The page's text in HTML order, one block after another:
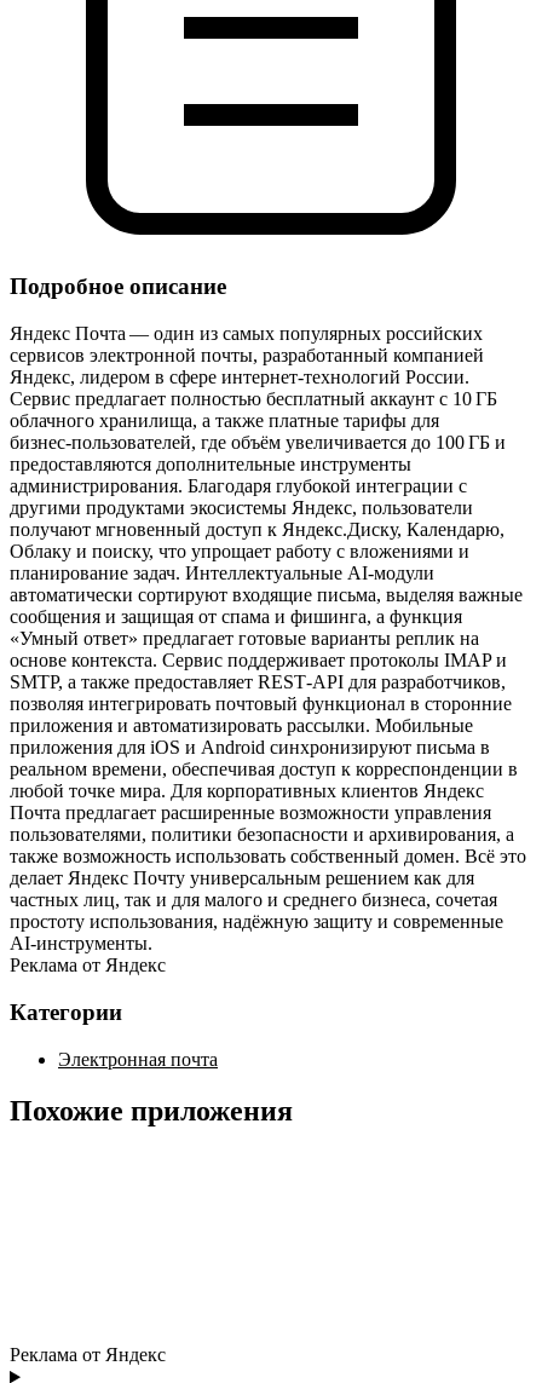
Подробное описание
Яндекс Почта — один из самых популярных российских
сервисов электронной почты, разработанный компанией
Яндекс, лидером в сфере интернет‑технологий России.
Сервис предлагает полностью бесплатный аккаунт с 10 ГБ
облачного хранилища, а также платные тарифы для
бизнес‑пользователей, где объём увеличивается до 100 ГБ и
предоставляются дополнительные инструменты
администрирования. Благодаря глубокой интеграции с
другими продуктами экосистемы Яндекс, пользователи
получают мгновенный доступ к Яндекс.Диску, Календарю,
Облаку и поиску, что упрощает работу с вложениями и
планирование задач. Интеллектуальные AI‑модули
автоматически сортируют входящие письма, выделяя важные
сообщения и защищая от спама и фишинга, а функция
«Умный ответ» предлагает готовые варианты реплик на
основе контекста. Сервис поддерживает протоколы IMAP и
SMTP, а также предоставляет REST‑API для разработчиков,
позволяя интегрировать почтовый функционал в сторонние
приложения и автоматизировать рассылки. Мобильные
приложения для iOS и Android синхронизируют письма в
реальном времени, обеспечивая доступ к корреспонденции в
любой точке мира. Для корпоративных клиентов Яндекс
Почта предлагает расширенные возможности управления
пользователями, политики безопасности и архивирования, а
также возможность использовать собственный домен. Всё это
делает Яндекс Почту универсальным решением как для
частных лиц, так и для малого и среднего бизнеса, сочетая
простоту использования, надёжную защиту и современные
AI‑инструменты.
Реклама от Яндекс
Категории
Электронная почта
Похожие приложения
Реклама от Яндекс